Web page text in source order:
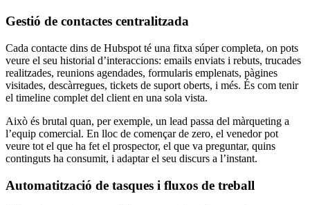
Gestió de contactes centralitzada
Cada contacte dins de Hubspot té una fitxa súper completa, on pots
veure el seu historial d’interaccions: emails enviats i rebuts, trucades
realitzades, reunions agendades, formularis emplenats, pàgines
visitades, descàrregues, tickets de suport oberts, i més. És com tenir
el timeline complet del client en una sola vista.
Això és brutal quan, per exemple, un lead passa del màrqueting a
l’equip comercial. En lloc de començar de zero, el venedor pot
veure tot el que ha fet el prospector, el que va preguntar, quins
continguts ha consumit, i adaptar el seu discurs a l’instant.
Automatització de tasques i fluxos de treball